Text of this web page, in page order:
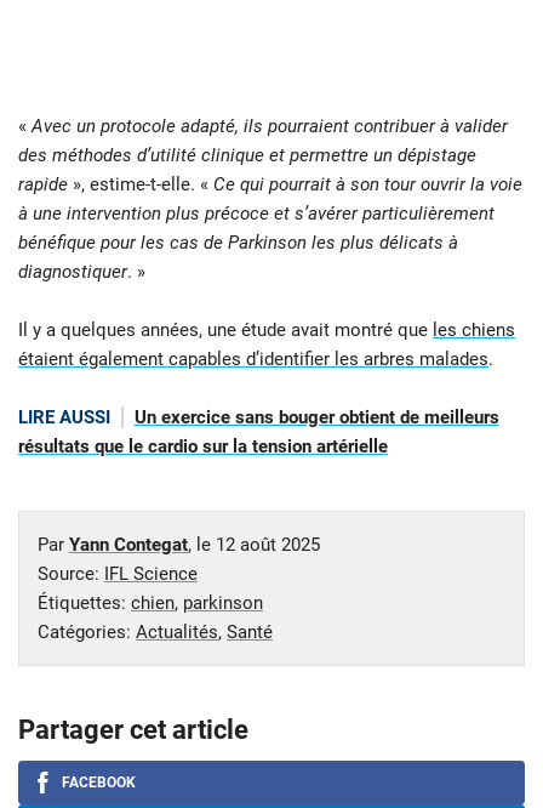
«Avec un protocole adapté, ils pourraient contribuer à valider
des méthodes d’utilité clinique et permettre un dépistage
rapide », estime-t-elle. « Ce qui pourrait à son tour ouvrir la voie
à une intervention plus précoce et s’avérer particulièrement
bénéfique pour les cas de Parkinson les plus délicats à
diagnostiquer. »
Il y a quelques années, une étude avait montré que les chiens
étaient également capables d’identifier les arbres malades.
LIRE AUSSI
Un exercice sans bouger obtient de meilleurs
résultats que le cardio sur la tension artérielle
Par Yann Contegat, le 12 août 2025
Source: IFL Science
Étiquettes: chien, parkinson
Catégories: Actualités, Santé
Partager cet article
FACEBOOK